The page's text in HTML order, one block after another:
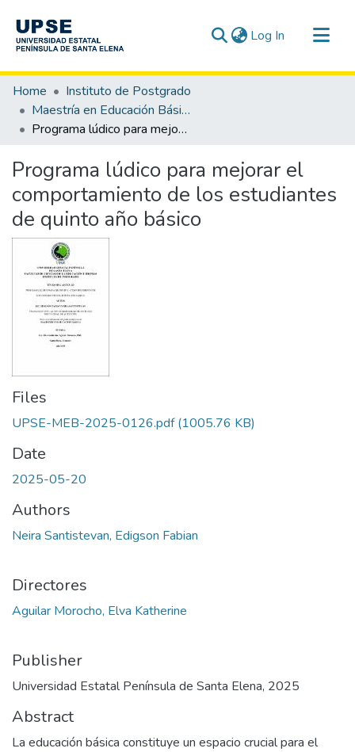
Log In (current)
Communities & Collections
All of DSpace
Statistics
Home
Instituto de Postgrado
Maestría en Educación Básica
Programa lúdico para mejorar el comportamiento de los estudiantes de quinto año básico
Programa lúdico para mejorar el
comportamiento de los estudiantes
de quinto año básico
Files
UPSE-MEB-2025-0126.pdf(1005.76 KB)
Date
2025-05-20
Authors
Neira Santistevan, Edigson Fabian
Directores
Aguilar Morocho, Elva Katherine
Publisher
Universidad Estatal Península de Santa Elena, 2025
Abstract
La educación básica constituye un espacio crucial para el